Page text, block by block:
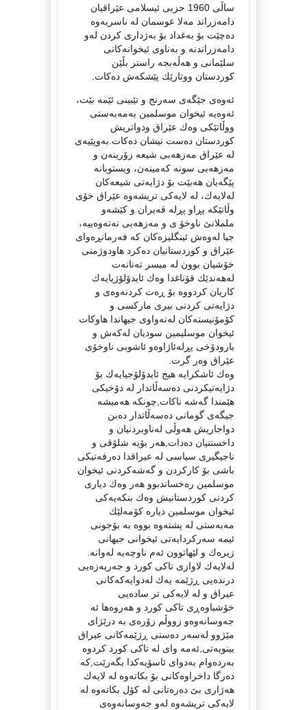
ساڵی 1960 حزبی ئیسلامی عێراقیان
دامه‌زراند مه‌لا عوسمان له‌ ناسریه‌وه‌
ده‌چێت بۆ به‌غداد بۆ به‌ژداری كردن له‌و
دامه‌زراندنه‌ و به‌ناوی ئیخوانه‌كانی
سلێمانی و هه‌ڵه‌بجه‌ راستر بڵێن
كوردستان ووتارێك پێشكه‌ش ده‌كات.
ئه‌وه‌ی جێگه‌ی سه‌رنج و تێبینی ئێمه‌ بێت،
ئه‌وه‌یه‌ ئیخوان موسلمین به‌مه‌به‌ستی
ووڵاتێكی وه‌ك عێراق ودواتریش
كوردستان ده‌ست نیشان ده‌كات.به‌وپێیه‌ی
له‌ عێراق مه‌زهه‌بی شیعه‌ زۆرینه‌ن و
مه‌زهه‌بی سونه‌ كه‌مینه‌ن، ویستویانه‌
پێگه‌یان هه‌بێت بۆ دژایه‌تی شیعه‌كان
له‌لایه‌ك، له‌ لایه‌كی تریشه‌وه‌ عێراق خۆی
وڵاتێكه‌ پڕاو پڕله‌ قه‌یران و كێشه‌و
ململانێ‌ ناوخۆ ی و مه‌زهه‌بی نه‌ته‌وه‌ییه‌،
جیا له‌وه‌ش ئینگلیزه‌كان كه‌ فه‌رمانڕه‌وای
عێراق و كوردستانیان ده‌كرد هاودوژمنی
خۆشیان بوون له‌ میسر ته‌نانه‌ت
له‌هه‌ندێك قۆناغدا وه‌ك ئایدۆلۆژیایه‌ك
كاریان كردووه‌ بۆ ڕه‌ت كردنه‌وه‌ی و
دژایه‌تی كردنی بیری ماركسی و
كۆمۆنیسته‌كان له‌ته‌واوی جیهاندا هاوكات
ئیخوان موسلیمین سودیان له‌كه‌ش و
بارودۆخی پڕله‌ئاژاوه‌و ئاشوبی ناوخۆی
عێراق وه‌ر گرت.
وه‌ك ئاشكرایه‌ هیج ئایدۆلۆجیایه‌ك بۆ
دژایه‌تیكردنی ده‌سه‌ڵاتدار له‌ دۆخیكی
هێمندا گه‌شه‌ ناكات,چونكه‌ هه‌میشه‌
جیگه‌ی گومانی ده‌سه‌ڵاتدار ده‌بن
دواجاریش هه‌وڵی له‌ناوبردنیان و
داخستنیان ده‌دات,هه‌ر بۆیه‌ شلۆقی و
ناجیگیری سیاسی له‌ عیراقدا ده‌رفه‌تیكی
باشی بۆ كاركردن و گه‌شه‌كردنی ئیخوان
موسلمین ره‌خساندبوو هه‌ر وه‌ك دیاری
كردنی كوردستانیش وه‌ك بنكه‌یه‌كی
ئیخوان موسلمین دیاره‌ كۆمه‌لێك
مه‌به‌ستی له‌ پشته‌وه‌ بووه‌ به‌ بۆجونی
ئیمه‌ سه‌ركردایه‌تی ئیخوانی جیهانی
زیره‌ك و لێهاتوون ئه‌م ناوچه‌یه‌ له‌وانه‌.
له‌لایه‌ك لاوازی تاكی كورد و جه‌ربه‌زه‌یی
درنده‌یی ڕژێمه‌ یه‌ك له‌دوایه‌كه‌كانی
عیراق و له‌ لایه‌كی تر ساده‌یی
خۆشباوه‌ڕی تاكی كورد و هه‌روه‌ها ئه‌
جه‌وسانه‌وه‌و زووڵم زۆره‌ی به‌ درێژای
مێژوو له‌سه‌ر ده‌ستی ڕژێمه‌كانی عیراق
بینویه‌تی,ئه‌مه‌ وای له‌ تاكی كورد كردوه‌
به‌رده‌وام به‌دوای ئاسۆیه‌كدا بگه‌رێت,كه‌
ده‌رگا داخراوه‌كانی بۆ بكاته‌وه‌ له‌ لایه‌ك
هه‌ژاری بێ ده‌ره‌تانی له‌ كۆل بكاته‌وه‌ له‌
لایه‌كی تریشه‌وه‌ له‌و جه‌وسانه‌وه‌ی